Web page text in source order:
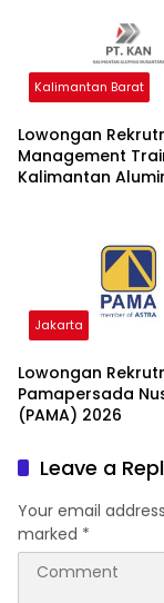
Kalimantan Barat
Lowongan
Management
Kalimantan
Jakarta
Lowongan
Pamapersada
(PAMA) 2026
Leave a
Your email
marked *